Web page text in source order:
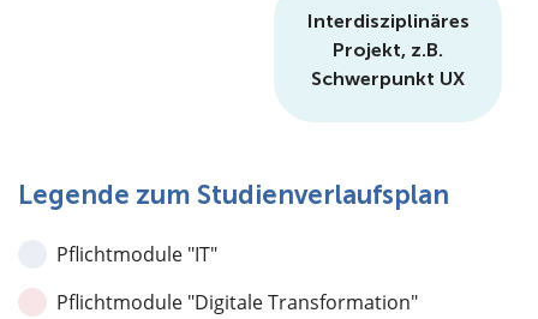
Interdisziplinäres
Projekt, z.B.
Schwerpunkt UX
Legende zum Studienverlaufsplan
Pflichtmodule "IT"
Pflichtmodule "Digitale Transformation"